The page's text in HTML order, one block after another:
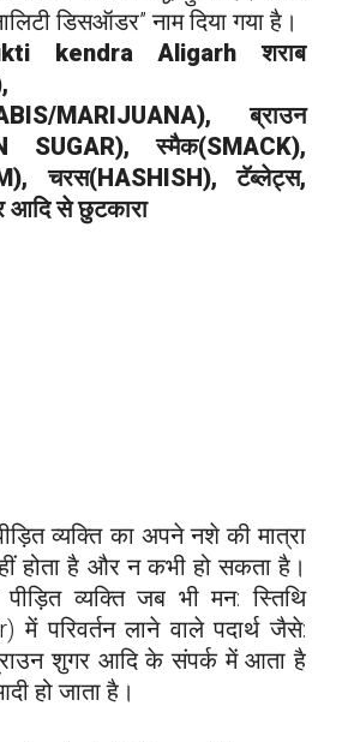
डिसऑडर” नाम दिया गया है।
kendraAligarhशराब
MARIJUANA), ब्राउन
SUGAR), स्मैक(SMACK),
चरस(HASHISH), टॅब्लेट्स,
आदि से छुटकारा
व्यक्ति का अपने नशे की मात्रा
होता है और न कभी हो सकता है।
व्यक्ति जब भी मन: स्तिथि
परिवर्तन लाने वाले पदार्थ जैसे:
शुगर आदि के संपर्क में आता है
हो जाता है।